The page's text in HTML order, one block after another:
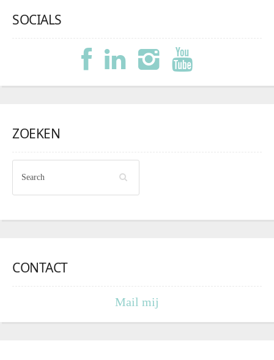
SOCIALS
ZOEKEN
CONTACT
Mail mij